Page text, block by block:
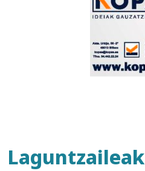
Laguntzaileak